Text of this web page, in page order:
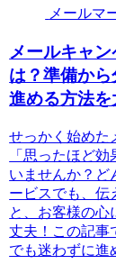
メールマ
メールキャ
は？準備か
進める方法を
せっかく始めた
「思ったほど
いませんか？ど
ービスでも、伝
と、お客様の心
丈夫！この記事
でも迷わずに進